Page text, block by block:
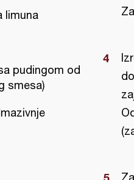
limuna
pudingom od
smesa)